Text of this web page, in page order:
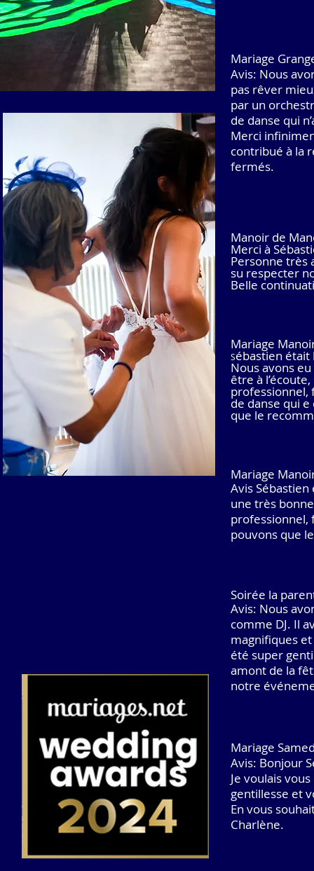
Mariage
Avis: Nous
pas rêver
par un
de danse qui
Merci
contribué à la
fermés.
Manoir de
Merci à
Personne très
su respecter
Belle
Mariage
Sébastien était
Nous avons
être à
professionnel,
de danse qui
que le
Mariage
Avis
une très
professionnel,
pouvons que
Soirée la
Avis: Nous
comme DJ. Il
magnifiques
été super
amont de la
notre
Mariage
Avis: Bonjour
Je voulais
gentillesse et
En vous
Charlène.